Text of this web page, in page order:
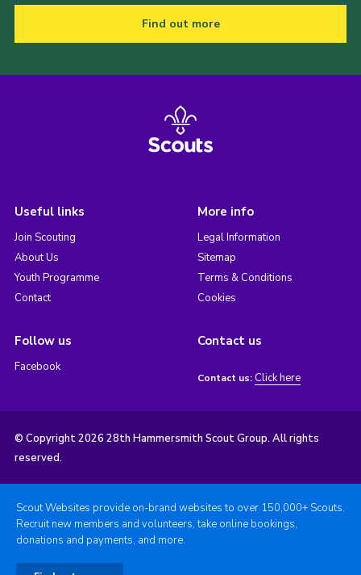
Find out more
Useful links
Join Scouting
About Us
Youth Programme
Contact
More info
Legal Information
Sitemap
Terms & Conditions
Cookies
Follow us
Facebook
Contact us
Contact us: Click here
© Copyright 2026 28th Hammersmith Scout Group. All rights
reserved.
Scout Websites provide on-brand websites to over 150,000+ Scouts.
Recruit new members and volunteers, take online bookings,
donations and payments, and more.